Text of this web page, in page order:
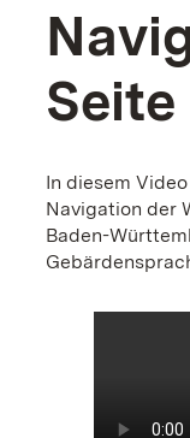
Seite
In diesem
Navigation der
Baden-